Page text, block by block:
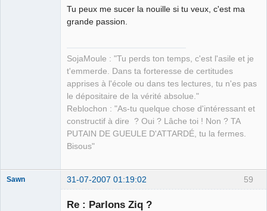
Tu peux me sucer la nouille si tu veux, c'est ma
grande passion.
SojaMoule : "Tu perds ton temps, c'est l'asile et je
t'emmerde. Dans ta forteresse de certitudes
apprises à l'école ou dans tes lectures, tu n'es pas
le dépositaire de la vérité absolue."
Reblochon : "As-tu quelque chose d'intéressant et
constructif à dire ? Oui ? Lâche toi ! Non ? TA
PUTAIN DE GUEULE D'ATTARDÉ, tu la fermes.
Bisous"
59
Sawn 31-07-2007 01:19:02
Re : Parlons Ziq ?